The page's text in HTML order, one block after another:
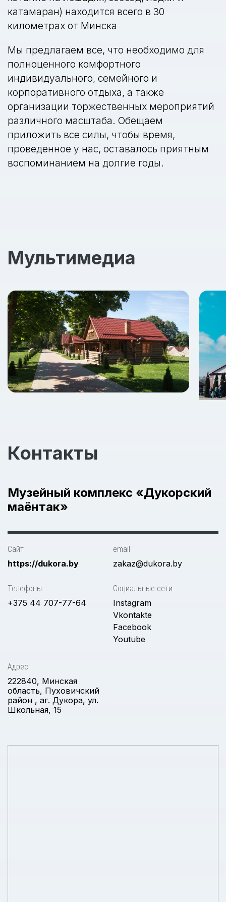
катамаран) находится всего в 30
километрах от Минска
Мы предлагаем все, что необходимо для
полноценного комфортного
индивидуального, семейного и
корпоративного отдыха, а также
организации торжественных мероприятий
различного масштаба. Обещаем
приложить все силы, чтобы время,
проведенное у нас, оставалось приятным
воспоминанием на долгие годы.
Мультимедиа
Контакты
Музейный комплекс «Дукорский
маёнтак»
Сайт
https://dukora.by
email
zakaz@dukora.by
Телефоны
+375 44 707-77-64
Социальные сети
Instagram
Vkontakte
Facebook
Youtube
Адрес
222840, Минская
область, Пуховичский
район , аг. Дукора, ул.
Школьная, 15